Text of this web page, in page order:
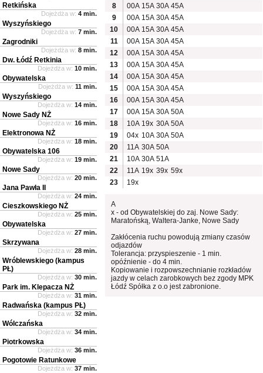
8
00A 15A 30A 45A
9
00A 15A 30A 45A
10
00A 15A 30A 45A
11
00A 15A 30A 45A
12
00A 15A 30A 45A
13
00A 15A 30A 45A
14
00A 15A 30A 45A
15
00A 15A 30A 45A
16
00A 15A 30A 45A
17
00A 15A 30A 50A
18
10A 19x 30A 50A
19
04x 10A 30A 50A
20
11A 30A 50A
21
10A 30A 51A
22
11A 19x 39x 59x
23
19x
A
x - od Obywatelskiej do zaj. Nowe Sady:
Maratońską, Waltera-Janke, Nowe Sady
Zakłócenia ruchu powodują zmiany czasów
odjazdów
Tolerancja: przyspieszenie - 1 min.
opóźnienie - do 4 min.
Kopiowanie i rozpowszechnianie rozkładów
jazdy w celach zarobkowych bez zgody MPK
Łódź Spółka z o.o jest zabronione.
Retkińska
Dojeżdża w: 4 min.
Wyszyńskiego
Dojeżdża w: 7 min.
Zagrodniki
Dojeżdża w: 8 min.
Dw. Łódź Retkinia
Dojeżdża w: 10 min.
Obywatelska
Dojeżdża w: 11 min.
Wyszyńskiego
Dojeżdża w: 14 min.
Nowe Sady NŻ
Dojeżdża w: 16 min.
Elektronowa NŻ
Dojeżdża w: 18 min.
Obywatelska 106
Dojeżdża w: 19 min.
Nowe Sady
Dojeżdża w: 20 min.
Jana Pawła II
Dojeżdża w: 24 min.
Cieszkowskiego NŻ
Dojeżdża w: 25 min.
Obywatelska
Dojeżdża w: 27 min.
Skrzywana
Dojeżdża w: 28 min.
Wróblewskiego (kampus
PŁ)
Dojeżdża w: 30 min.
Park im. Klepacza NŻ
Dojeżdża w: 31 min.
Radwańska (kampus PŁ)
Dojeżdża w: 32 min.
Wólczańska
Dojeżdża w: 34 min.
Piotrkowska
Dojeżdża w: 36 min.
Pogotowie Ratunkowe
Dojeżdża w: 37 min.